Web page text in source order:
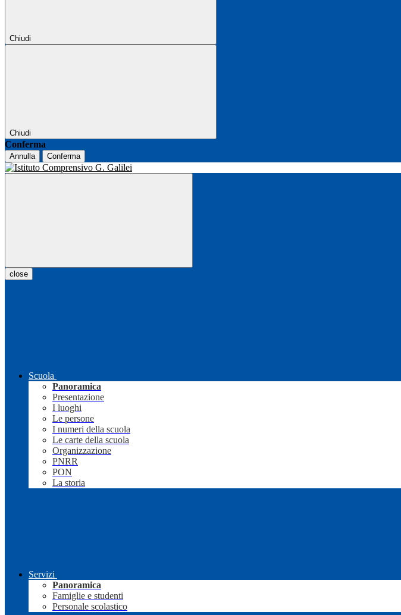
Chiudi
Chiudi
Conferma
Annulla Conferma
close
Scuola
Panoramica
Presentazione
I luoghi
Le persone
I numeri della scuola
Le carte della scuola
Organizzazione
PNRR
PON
La storia
Servizi
Panoramica
Famiglie e studenti
Personale scolastico